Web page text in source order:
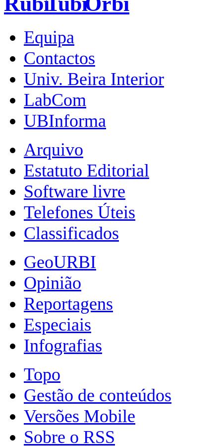
Equipa
Contactos
Univ. Beira Interior
LabCom
UBInforma
Arquivo
Estatuto Editorial
Software livre
Telefones Úteis
Classificados
GeoURBI
Opinião
Reportagens
Especiais
Infografias
Topo
Gestão de conteúdos
Versões Mobile
Sobre o RSS